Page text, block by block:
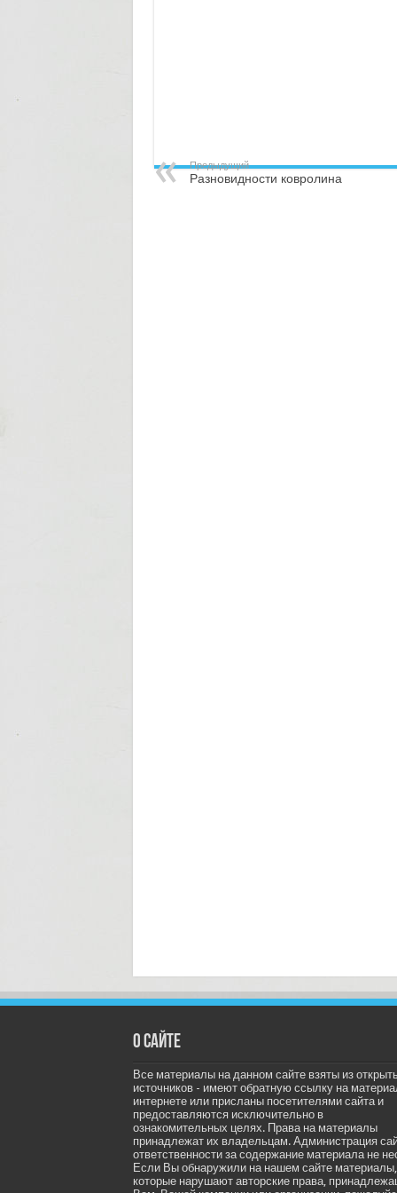
Предыдущий
Разновидности ковролина
О сайте
Все материалы на данном сайте взяты из
источников - имеют обратную ссылку на
интернете или присланы посетителями сайта и
предоставляются исключительно в
ознакомительных целях. Права на материалы
принадлежат их владельцам. Администрация
ответственности за содержание материала не
Если Вы обнаружили на нашем сайте материалы,
которые нарушают авторские права,